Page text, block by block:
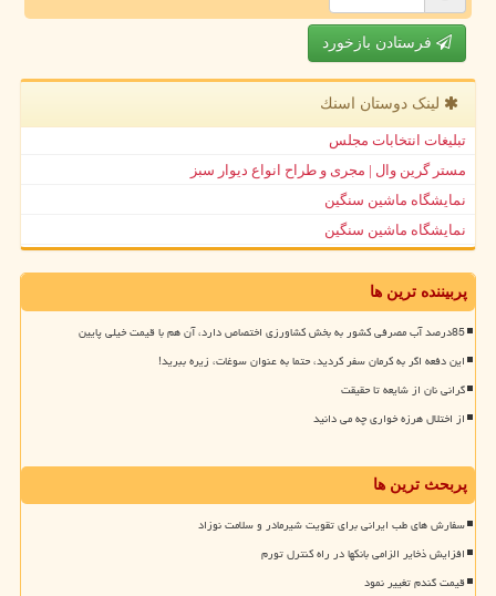
فرستادن بازخورد
لینک دوستان اسنك
تبلیغات انتخابات مجلس
مستر گرین وال | مجری و طراح انواع دیوار سبز
نمایشگاه ماشین سنگین
نمایشگاه ماشین سنگین
پربیننده ترین ها
85درصد آب مصرفی کشور به بخش کشاورزی اختصاص دارد، آن هم با قیمت خیلی پایین
این دفعه اگر به کرمان سفر کردید، حتما به عنوان سوغات، زیره ببرید!
گرانی نان از شایعه تا حقیقت
از اختلال هرزه خواری چه می دانید
پربحث ترین ها
سفارش های طب ایرانی برای تقویت شیرمادر و سلامت نوزاد
افزایش ذخایر الزامی بانکها در راه کنترل تورم
قیمت گندم تغییر نمود